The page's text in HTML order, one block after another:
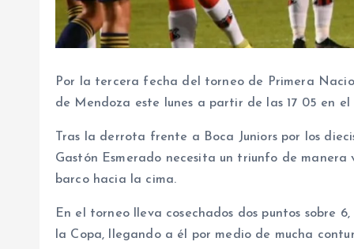
Por la tercera fecha del torneo de Primera
de Mendoza este lunes a partir de las 17 05 en el
Tras la derrota frente a Boca Juniors por los
Gastón Esmerado necesita un triunfo de
barco hacia la cima.
En el torneo lleva cosechados dos puntos sobre
la Copa, llegando a él por medio de mucha